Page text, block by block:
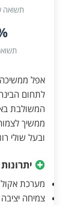
תשואה
אפל
ממשיך
ובעל שולי
מערכת
צמיחה